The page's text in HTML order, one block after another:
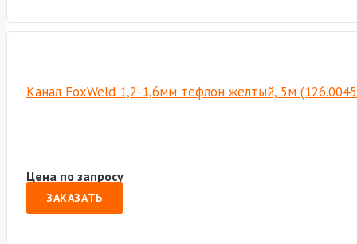
Канал FoxWeld 1,2-1,6мм тефлон желтый, 5м
Цена по запросу
ЗАКАЗАТЬ